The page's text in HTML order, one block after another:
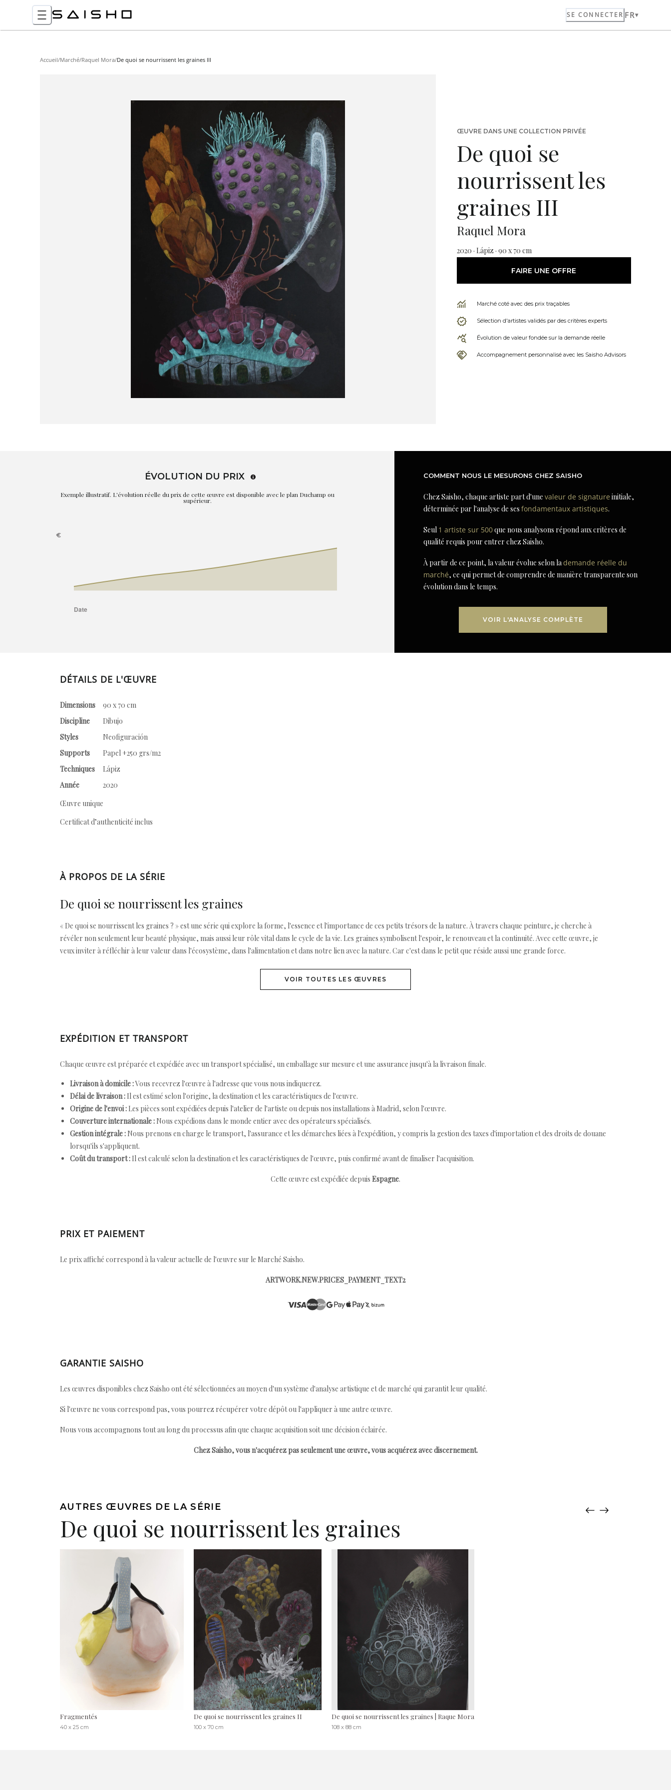
SE CONNECTER FR
Accueil/Marché/Raquel Mora/De quoi se nourrissent les graines III
ŒUVRE DANS UNE COLLECTION PRIVÉE
De quoi se
nourrissent les
graines III
Raquel Mora
2020 · Lápiz · 90 x 70 cm
FAIRE UNE OFFRE
Marché coté avec des prix traçables
Sélection d'artistes validés par des critères experts
Évolution de valeur fondée sur la demande réelle
Accompagnement personnalisé avec les Saisho Advisors
ÉVOLUTION DU PRIX
Exemple illustratif. L'évolution réelle du prix de cette œuvre est disponible avec le plan Duchamp ou
supérieur.
COMMENT NOUS LE MESURONS CHEZ SAISHO
Chez Saisho, chaque artiste part d'unevaleur de signature initiale,
déterminée par l'analyse de sesfondamentaux artistiques.
Seul 1 artiste sur 500que nous analysons répond aux critères de
qualité requis pour entrer chez Saisho.
À partir de ce point, la valeur évolue selon lademande réelle du
marché, ce qui permet de comprendre de manière transparente son
évolution dans le temps.
VOIR L'ANALYSE COMPLÈTE
DÉTAILS DE L'ŒUVRE
Dimensions
90 x 70 cm
Discipline
Dibujo
Styles
Neofiguración
Supports
Papel +250 grs/m2
Techniques
Lápiz
Année
2020
Œuvre unique
Certificat d’authenticité inclus
À PROPOS DE LA SÉRIE
De quoi se nourrissent les graines
« De quoi se nourrissent les graines ? » est une série qui explore la forme, l'essence et l'importance de ces petits trésors de la nature. À travers chaque peinture, je cherche à
révéler non seulement leur beauté physique, mais aussi leur rôle vital dans le cycle de la vie. Les graines symbolisent l'espoir, le renouveau et la continuité. Avec cette œuvre, je
veux inviter à réfléchir à leur valeur dans l'écosystème, dans l'alimentation et dans notre lien avec la nature. Car c'est dans le petit que réside aussi une grande force.
VOIR TOUTES LES ŒUVRES
EXPÉDITION ET TRANSPORT
Chaque œuvre est préparée et expédiée avec un transport spécialisé, un emballage sur mesure et une assurance jusqu'à la livraison finale.
Livraison à domicile :Vous recevrez l'œuvre à l'adresse que vous nous indiquerez.
Délai de livraison : Il est estimé selon l'origine, la destination et les caractéristiques de l'œuvre.
Origine de l'envoi : Les pièces sont expédiées depuis l'atelier de l'artiste ou depuis nos installations à Madrid, selon l'œuvre.
Couverture internationale : Nous expédions dans le monde entier avec des opérateurs spécialisés.
Gestion intégrale : Nous prenons en charge le transport, l'assurance et les démarches liées à l'expédition, y compris la gestion des taxes d'importation et des droits de douane
lorsqu'ils s'appliquent.
Coût du transport : Il est calculé selon la destination et les caractéristiques de l'œuvre, puis confirmé avant de finaliser l'acquisition.
Cette œuvre est expédiée depuis Espagne.
PRIX ET PAIEMENT
Le prix affiché correspond à la valeur actuelle de l'œuvre sur le Marché Saisho.
ARTWORK.NEW.PRICES_PAYMENT_TEXT2
GARANTIE SAISHO
Les œuvres disponibles chez Saisho ont été sélectionnées au moyen d'un système d'analyse artistique et de marché qui garantit leur qualité.
Si l'œuvre ne vous correspond pas, vous pourrez récupérer votre dépôt ou l'appliquer à une autre œuvre.
Nous vous accompagnons tout au long du processus afin que chaque acquisition soit une décision éclairée.
Chez Saisho, vous n'acquérez pas seulement une œuvre, vous acquérez avec discernement.
AUTRES ŒUVRES DE LA SÉRIE
De quoi se nourrissent les graines
Fragmentés
40 x 25 cm
De quoi se nourrissent les graines II
100 x 70 cm
De quoi se nourrissent les graines | Raque Mora
108 x 88 cm